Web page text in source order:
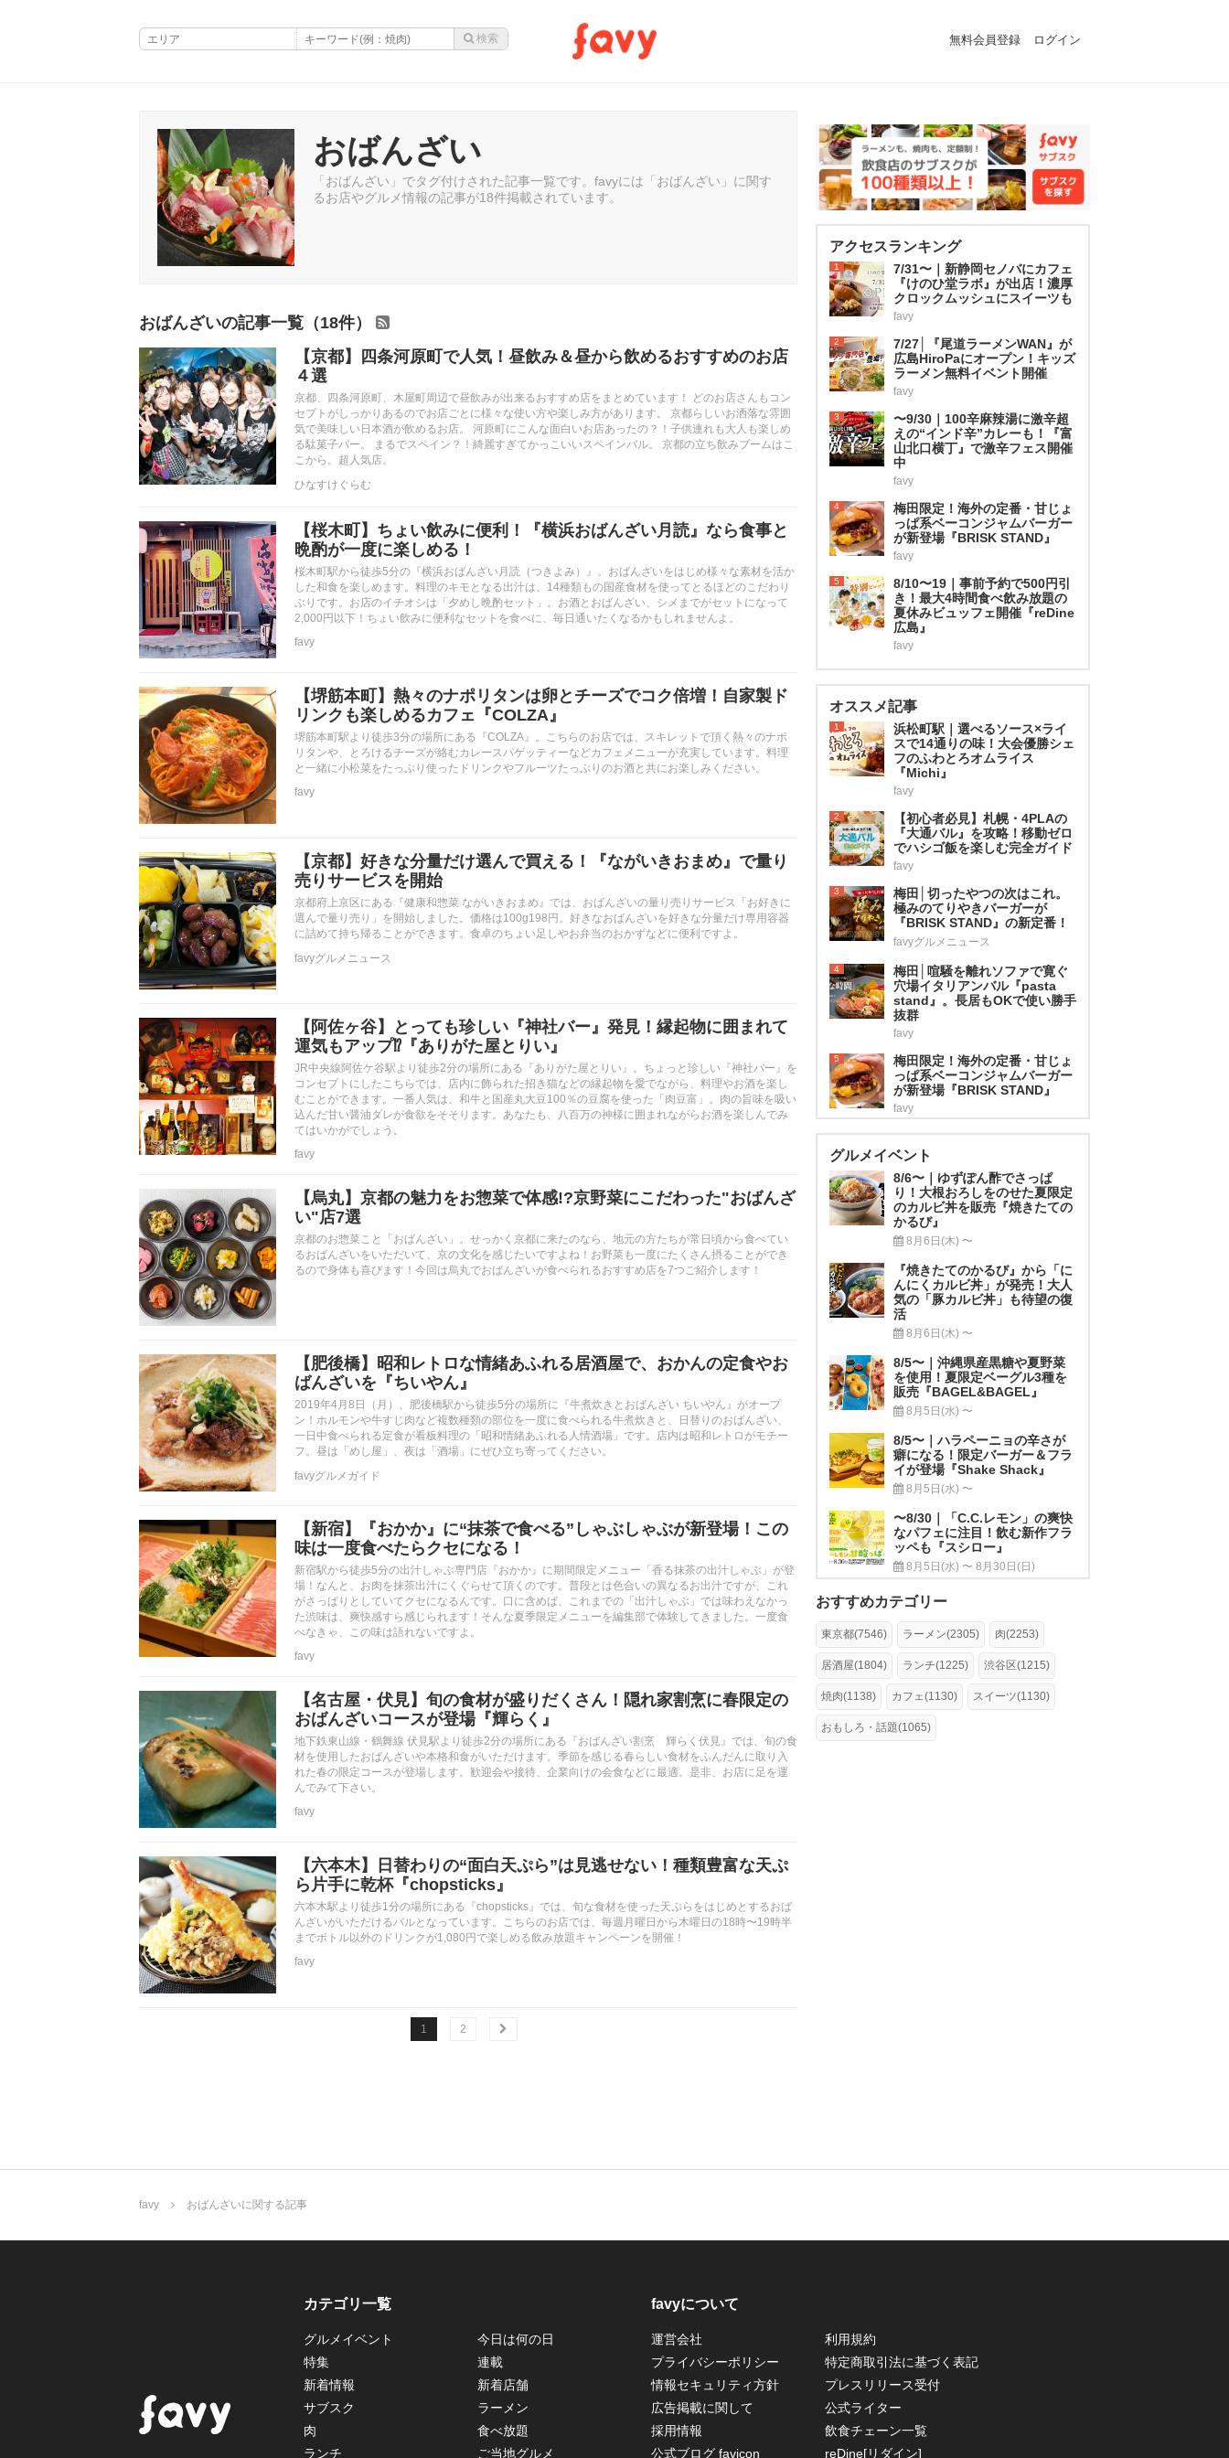
無料会員登録 ログイン
おばんざい
「おばんざい」でタグ付けされた記事一覧です。favyには「おばんざい」に関す
るお店やグルメ情報の記事が18件掲載されています。
おばんざいの記事一覧（18件）
【京都】四条河原町で人気！昼飲み＆昼から飲めるおすすめのお店
４選
京都、四条河原町、木屋町周辺で昼飲みが出来るおすすめ店をまとめています！ どのお店さんもコン
セプトがしっかりあるのでお店ごとに様々な使い方や楽しみ方があります。 京都らしいお洒落な雰囲
気で美味しい日本酒が飲めるお店。 河原町にこんな面白いお店あったの？！子供連れも大人も楽しめ
る駄菓子バー。 まるでスペイン？！綺麗すぎてかっこいいスペインバル。 京都の立ち飲みブームはこ
こから。超人気店。
ひなすけぐらむ
【桜木町】ちょい飲みに便利！『横浜おばんざい月読』なら食事と
晩酌が一度に楽しめる！
桜木町駅から徒歩5分の『横浜おばんざい月読（つきよみ）』。おばんざいをはじめ様々な素材を活か
した和食を楽しめます。料理のキモとなる出汁は、14種類もの国産食材を使ってとるほどのこだわり
ぶりです。お店のイチオシは「夕めし晩酌セット」。お酒とおばんざい、シメまでがセットになって
2,000円以下！ちょい飲みに便利なセットを食べに、毎日通いたくなるかもしれませんよ。
favy
【堺筋本町】熱々のナポリタンは卵とチーズでコク倍増！自家製ド
リンクも楽しめるカフェ『COLZA』
堺筋本町駅より徒歩3分の場所にある『COLZA』。こちらのお店では、スキレットで頂く熱々のナポ
リタンや、とろけるチーズが絡むカレースパゲッティーなどカフェメニューが充実しています。料理
と一緒に小松菜をたっぷり使ったドリンクやフルーツたっぷりのお酒と共にお楽しみください。
favy
【京都】好きな分量だけ選んで買える！『ながいきおまめ』で量り
売りサービスを開始
京都府上京区にある『健康和惣菜 ながいきおまめ』では、おばんざいの量り売りサービス「お好きに
選んで量り売り」を開始しました。価格は100g198円。好きなおばんざいを好きな分量だけ専用容器
に詰めて持ち帰ることができます。食卓のちょい足しやお弁当のおかずなどに便利ですよ。
favyグルメニュース
【阿佐ヶ谷】とっても珍しい『神社バー』発見！縁起物に囲まれて
運気もアップ⁉『ありがた屋とりい』
JR中央線阿佐ケ谷駅より徒歩2分の場所にある『ありがた屋とりい』。ちょっと珍しい『神社バー』を
コンセプトにしたこちらでは、店内に飾られた招き猫などの縁起物を愛でながら、料理やお酒を楽し
むことができます。一番人気は、和牛と国産丸大豆100％の豆腐を使った「肉豆富」。肉の旨味を吸い
込んだ甘い醤油ダレが食欲をそそります。あなたも、八百万の神様に囲まれながらお酒を楽しんでみ
てはいかがでしょう。
favy
【烏丸】京都の魅力をお惣菜で体感!?京野菜にこだわった"おばんざ
い"店7選
京都のお惣菜こと「おばんざい」。せっかく京都に来たのなら、地元の方たちが常日頃から食べてい
るおばんざいをいただいて、京の文化を感じたいですよね！お野菜も一度にたくさん摂ることができ
るので身体も喜びます！今回は烏丸でおばんざいが食べられるおすすめ店を7つご紹介します！
【肥後橋】昭和レトロな情緒あふれる居酒屋で、おかんの定食やお
ばんざいを『ちいやん』
2019年4月8日（月）、肥後橋駅から徒歩5分の場所に『牛煮炊きとおばんざい ちいやん』がオープ
ン！ホルモンや牛すじ肉など複数種類の部位を一度に食べられる牛煮炊きと、日替りのおばんざい、
一日中食べられる定食が看板料理の「昭和情緒あふれる人情酒場」です。店内は昭和レトロがモチー
フ。昼は「めし屋」、夜は「酒場」にぜひ立ち寄ってください。
favyグルメガイド
【新宿】『おかか』に“抹茶で食べる”しゃぶしゃぶが新登場！この
味は一度食べたらクセになる！
新宿駅から徒歩5分の出汁しゃぶ専門店『おかか』に期間限定メニュー「香る抹茶の出汁しゃぶ」が登
場！なんと、お肉を抹茶出汁にくぐらせて頂くのです。普段とは色合いの異なるお出汁ですが、これ
がさっぱりとしていてクセになるんです。口に含めば、これまでの「出汁しゃぶ」では味わえなかっ
た渋味は、爽快感すら感じられます！そんな夏季限定メニューを編集部で体験してきました。一度食
べなきゃ、この味は語れないですよ。
favy
【名古屋・伏見】旬の食材が盛りだくさん！隠れ家割烹に春限定の
おばんざいコースが登場『輝らく』
地下鉄東山線・鶴舞線 伏見駅より徒歩2分の場所にある『おばんざい割烹 輝らく伏見』では、旬の食
材を使用したおばんざいや本格和食がいただけます。季節を感じる春らしい食材をふんだんに取り入
れた春の限定コースが登場します。歓迎会や接待、企業向けの会食などに最適。是非、お店に足を運
んでみて下さい。
favy
【六本木】日替わりの“面白天ぷら”は見逃せない！種類豊富な天ぷ
ら片手に乾杯『chopsticks』
六本木駅より徒歩1分の場所にある『chopsticks』では、旬な食材を使った天ぷらをはじめとするおば
んざいがいただけるバルとなっています。こちらのお店では、毎週月曜日から木曜日の18時〜19時半
までボトル以外のドリンクが1,080円で楽しめる飲み放題キャンペーンを開催！
favy
1 2
アクセスランキング
1
7/31〜｜新静岡セノバにカフェ
『けのひ堂ラボ』が出店！濃厚
クロックムッシュにスイーツも
favy
2
7/27│『尾道ラーメンWAN』が
広島HiroPaにオープン！キッズ
ラーメン無料イベント開催
favy
3
〜9/30｜100辛麻辣湯に激辛超
えの“インド辛”カレーも！『富
山北口横丁』で激辛フェス開催
中
favy
4
梅田限定！海外の定番・甘じょ
っぱ系ベーコンジャムバーガー
が新登場『BRISK STAND』
favy
5
8/10〜19｜事前予約で500円引
き！最大4時間食べ飲み放題の
夏休みビュッフェ開催『reDine
広島』
favy
オススメ記事
1
浜松町駅｜選べるソース×ライ
スで14通りの味！大会優勝シェ
フのふわとろオムライス
『Michi』
favy
2
【初心者必見】札幌・4PLAの
『大通バル』を攻略！移動ゼロ
でハシゴ飯を楽しむ完全ガイド
favy
3
梅田│切ったやつの次はこれ。
極みのてりやきバーガーが
『BRISK STAND』の新定番！
favyグルメニュース
4
梅田│喧騒を離れソファで寛ぐ
穴場イタリアンバル『pasta
stand』。長居もOKで使い勝手
抜群
favy
5
梅田限定！海外の定番・甘じょ
っぱ系ベーコンジャムバーガー
が新登場『BRISK STAND』
favy
グルメイベント
8/6〜｜ゆずぽん酢でさっぱ
り！大根おろしをのせた夏限定
のカルビ丼を販売『焼きたての
かるび』
8月6日(木) 〜
『焼きたてのかるび』から「に
んにくカルビ丼」が発売！大人
気の「豚カルビ丼」も待望の復
活
8月6日(木) 〜
8/5〜｜沖縄県産黒糖や夏野菜
を使用！夏限定ベーグル3種を
販売『BAGEL&BAGEL』
8月5日(水) 〜
8/5〜｜ハラペーニョの辛さが
癖になる！限定バーガー＆フラ
イが登場『Shake Shack』
8月5日(水) 〜
〜8/30｜「C.C.レモン」の爽快
なパフェに注目！飲む新作フラ
ッペも『スシロー』
8月5日(水) 〜 8月30日(日)
おすすめカテゴリー
東京都(7546) ラーメン(2305) 肉(2253)
居酒屋(1804) ランチ(1225) 渋谷区(1215)
焼肉(1138) カフェ(1130) スイーツ(1130)
おもしろ・話題(1065)
favy おばんざいに関する記事
カテゴリ一覧
グルメイベント
今日は何の日
特集
連載
新着情報
新着店舗
サブスク
ラーメン
肉
食べ放題
ランチ
ご当地グルメ
favyについて
運営会社
利用規約
プライバシーポリシー
特定商取引法に基づく表記
情報セキュリティ方針
プレスリリース受付
広告掲載に関して
公式ライター
採用情報
飲食チェーン一覧
公式ブログ favicon
reDine[リダイン]